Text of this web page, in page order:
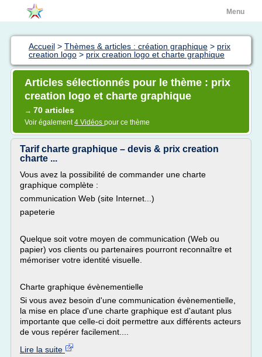
Menu
Accueil > Thèmes & articles : création graphique > prix
creation logo > prix creation logo et charte graphique
Articles sélectionnés pour le thème : prix
creation logo et charte graphique
→ 70 articles
Voir également4 Vidéos pour ce thème
Tarif charte graphique – devis & prix creation
charte ...
Vous avez la possibilité de commander une charte
graphique complète :
communication Web (site Internet...)
papeterie
Quelque soit votre moyen de communication (Web ou
papier) vos clients ou partenaires pourront reconnaître et
mémoriser votre identité visuelle.
Charte graphique évènementielle
Si vous avez besoin d'une communication évènementielle,
la mise en place d'une charte graphique est d'autant plus
importante que celle-ci doit permettre aux différents acteurs
de vous repérer facilement....
Lire la suite